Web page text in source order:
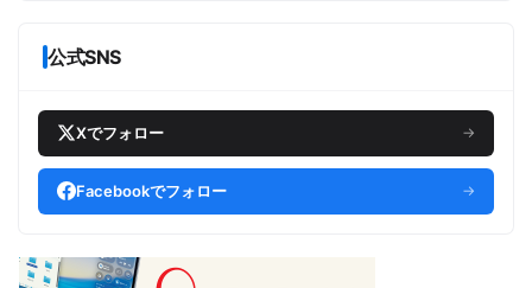
公式SNS
Xでフォロー →
Facebookでフォロー →